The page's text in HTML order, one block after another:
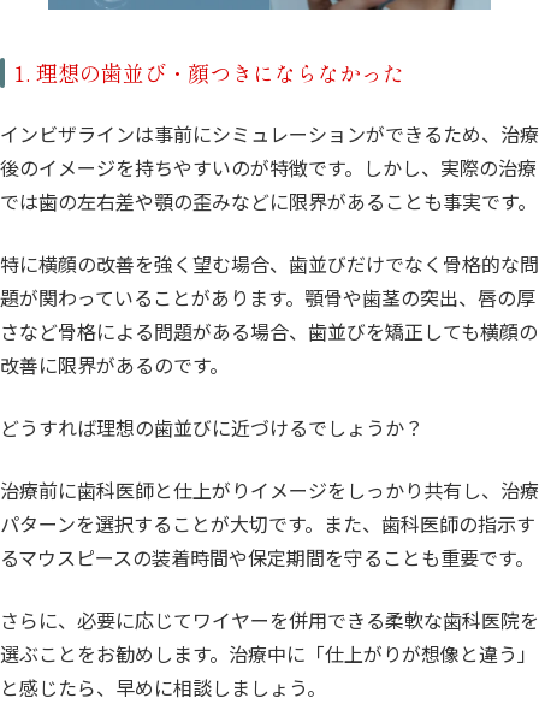
1. 理想の歯並び・顔つきにならなかった
インビザラインは事前にシミュレーションができるため、治療
後のイメージを持ちやすいのが特徴です。しかし、実際の治療
では歯の左右差や顎の歪みなどに限界があることも事実です。
特に横顔の改善を強く望む場合、歯並びだけでなく骨格的な問
題が関わっていることがあります。顎骨や歯茎の突出、唇の厚
さなど骨格による問題がある場合、歯並びを矯正しても横顔の
改善に限界があるのです。
どうすれば理想の歯並びに近づけるでしょうか？
治療前に歯科医師と仕上がりイメージをしっかり共有し、治療
パターンを選択することが大切です。また、歯科医師の指示す
るマウスピースの装着時間や保定期間を守ることも重要です。
さらに、必要に応じてワイヤーを併用できる柔軟な歯科医院を
選ぶことをお勧めします。治療中に「仕上がりが想像と違う」
と感じたら、早めに相談しましょう。